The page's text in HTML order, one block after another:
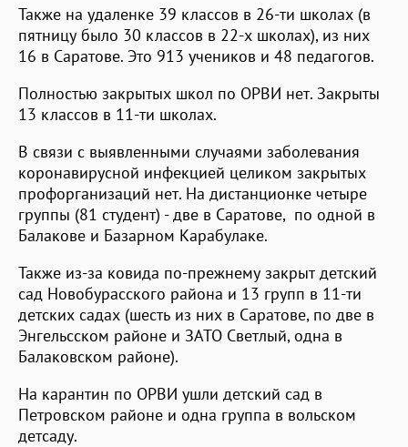
Также на удаленке 39 классов в 26-ти школах (в
пятницу было 30 классов в 22-х школах), из них
16 в Саратове. Это 913 учеников и 48 педагогов.
Полностью закрытых школ по ОРВИ нет. Закрыты
13 классов в 11-ти школах.
В связи с выявленными случаями заболевания
коронавирусной инфекцией целиком закрытых
профорганизаций нет. На дистанционке четыре
группы (81 студент) - две в Саратове, по одной в
Балакове и Базарном Карабулаке.
Также из-за ковида по-прежнему закрыт детский
сад Новобурасского района и 13 групп в 11-ти
детских садах (шесть из них в Саратове, по две в
Энгельсском районе и ЗАТО Светлый, одна в
Балаковском районе).
На карантин по ОРВИ ушли детский сад в
Петровском районе и одна группа в вольском
детсаду.